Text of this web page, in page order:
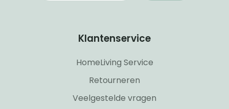
Klantenservice
HomeLiving Service
Retourneren
Veelgestelde vragen